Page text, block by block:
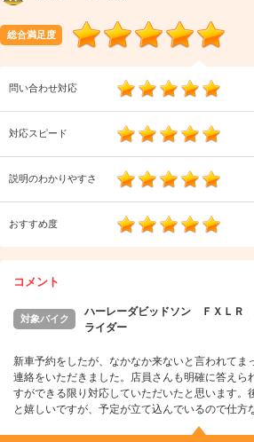
総合満足度
問い合わせ対応
対応スピード
説明のわかりやすさ
おすすめ度
コメント
対象バイク
ハーレーダビッドソン ＦＸＬ
ライダー
新車予約をしたが、なかなか来ないと言われてま
連絡をいただきました。店員さんも明確に答えら
すができる限り対応していただいたと思います。
と嬉しいですが、予定が立て込んでいるので仕方